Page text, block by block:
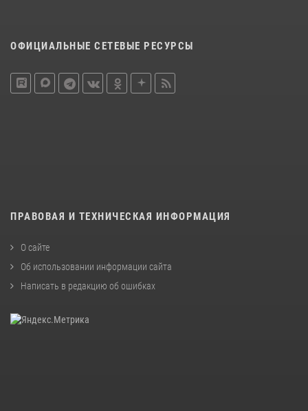
ОФИЦИАЛЬНЫЕ СЕТЕВЫЕ РЕСУРСЫ
ПРАВОВАЯ И ТЕХНИЧЕСКАЯ ИНФОРМАЦИЯ
О сайте
Об использовании информации сайта
Написать в редакцию об ошибках